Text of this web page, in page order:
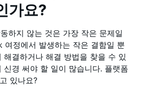
가요?
하지 않는 것은 가장 작은 문제일
여정에서 발생하는 작은 결함일 뿐
해결하거나 해결 방법을 찾을 수 있
신경 써야 할 일이 많습니다. 플랫폼
있나요?